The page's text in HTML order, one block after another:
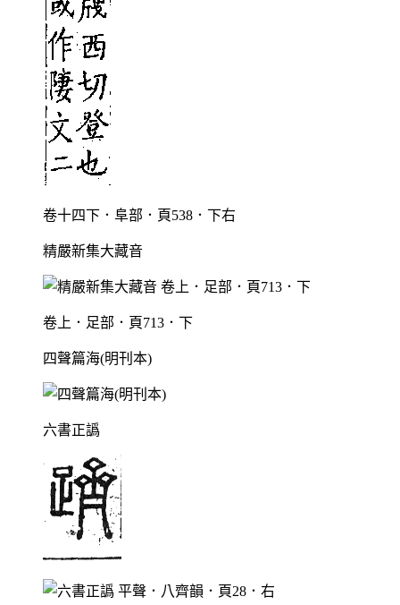
卷十四下．阜部．頁538．下右
精嚴新集大藏音
卷上．足部．頁713．下
四聲篇海(明刊本)
六書正譌